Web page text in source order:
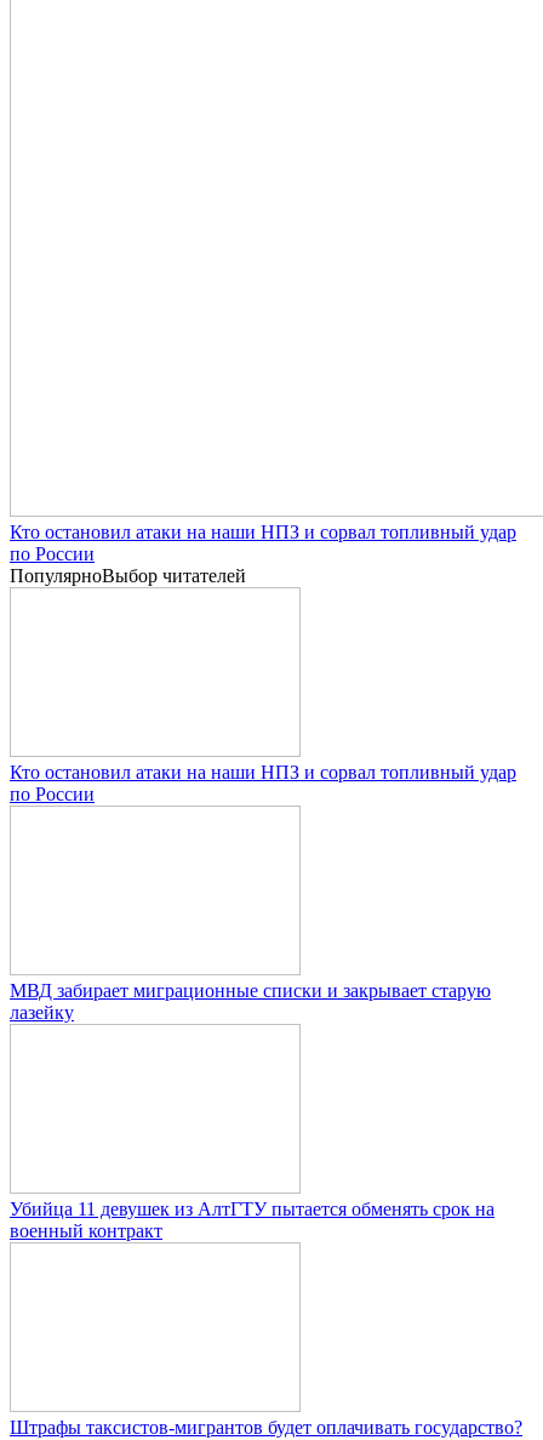
Кто остановил атаки на наши НПЗ и сорвал топливный удар
по России
ПопулярноВыбор читателей
Кто остановил атаки на наши НПЗ и сорвал топливный удар
по России
МВД забирает миграционные списки и закрывает старую
лазейку
Убийца 11 девушек из АлтГТУ пытается обменять срок на
военный контракт
Штрафы таксистов-мигрантов будет оплачивать государство?